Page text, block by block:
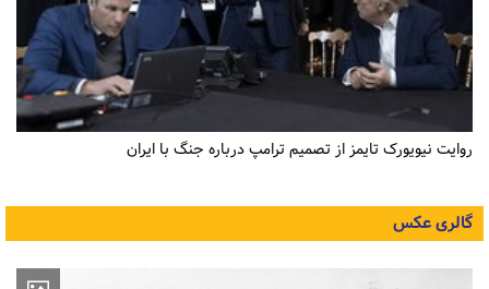
روایت نیویورک تایمز از تصمیم ترامپ درباره جنگ با ایران
گالری عکس